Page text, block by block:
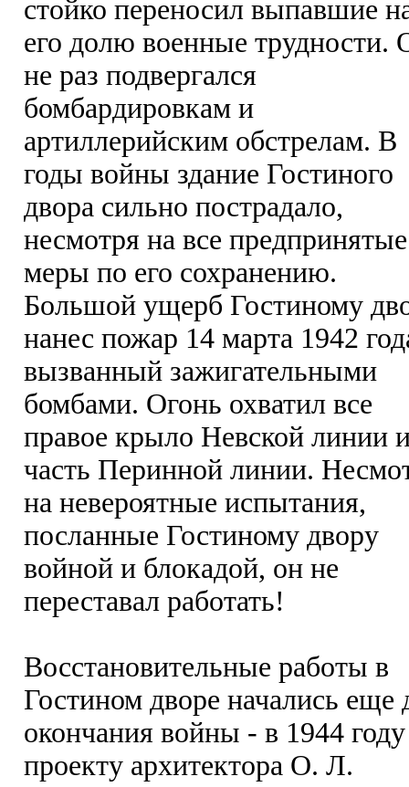
стойко переносил выпавшие
его долю военные трудности.
не раз подвергался
бомбардировкам и
артиллерийским обстрелам. В
годы войны здание Гостиного
двора сильно пострадало,
несмотря на все предпринятые
меры по его сохранению.
Большой ущерб Гостиному
нанес пожар 14 марта 1942
вызванный зажигательными
бомбами. Огонь охватил все
правое крыло Невской линии
часть Перинной линии.
на невероятные испытания,
посланные Гостиному двору
войной и блокадой, он не
переставал работать!
Восстановительные работы в
Гостином дворе начались еще
окончания войны - в 1944
проекту архитектора О. Л.